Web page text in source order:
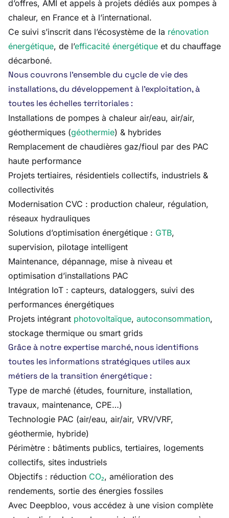
d’offres, AMI et appels à projets dédiés aux pompes à
chaleur, en France et à l’international.
Ce suivi s’inscrit dans l’écosystème de la rénovation
énergétique, de l’efficacité énergétique et du chauffage
décarboné.
Nous couvrons l’ensemble du cycle de vie des
installations, du développement à l’exploitation, à
toutes les échelles territoriales :
Installations de pompes à chaleur air/eau, air/air,
géothermiques (géothermie) & hybrides
Remplacement de chaudières gaz/fioul par des PAC
haute performance
Projets tertiaires, résidentiels collectifs, industriels &
collectivités
Modernisation CVC : production chaleur, régulation,
réseaux hydrauliques
Solutions d’optimisation énergétique : GTB,
supervision, pilotage intelligent
Maintenance, dépannage, mise à niveau et
optimisation d’installations PAC
Intégration IoT : capteurs, dataloggers, suivi des
performances énergétiques
Projets intégrant photovoltaïque, autoconsommation,
stockage thermique ou smart grids
Grâce à notre expertise marché, nous identifions
toutes les informations stratégiques utiles aux
métiers de la transition énergétique :
Type de marché (études, fourniture, installation,
travaux, maintenance, CPE…)
Technologie PAC (air/eau, air/air, VRV/VRF,
géothermie, hybride)
Périmètre : bâtiments publics, tertiaires, logements
collectifs, sites industriels
Objectifs : réduction CO₂, amélioration des
rendements, sortie des énergies fossiles
Avec Deepbloo, vous accédez à une vision complète